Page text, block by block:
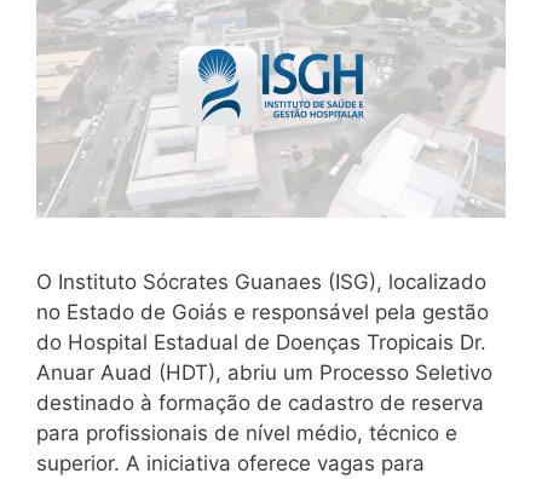
O Instituto Sócrates Guanaes (ISG), localizado
no Estado de Goiás e responsável pela gestão
do Hospital Estadual de Doenças Tropicais Dr.
Anuar Auad (HDT), abriu um Processo Seletivo
destinado à formação de cadastro de reserva
para profissionais de nível médio, técnico e
superior. A iniciativa oferece vagas para